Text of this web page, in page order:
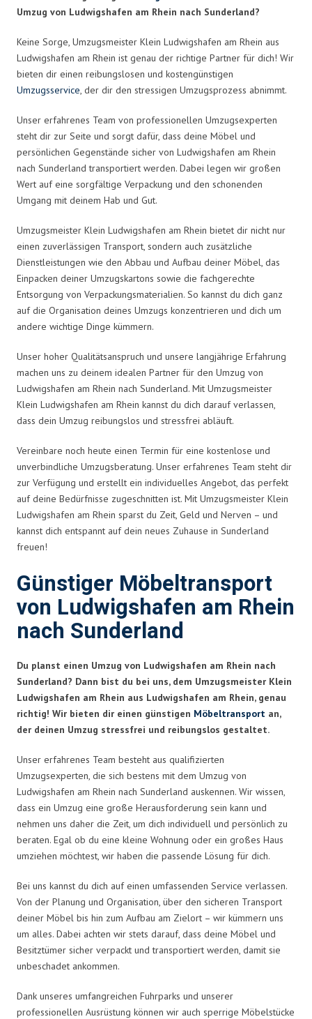
Umzug von Ludwigshafen am Rhein nach Sunderland?
Keine Sorge, Umzugsmeister Klein Ludwigshafen am Rhein aus
Ludwigshafen am Rhein ist genau der richtige Partner für dich! Wir
bieten dir einen reibungslosen und kostengünstigen
Umzugsservice, der dir den stressigen Umzugsprozess abnimmt.
Unser erfahrenes Team von professionellen Umzugsexperten
steht dir zur Seite und sorgt dafür, dass deine Möbel und
persönlichen Gegenstände sicher von Ludwigshafen am Rhein
nach Sunderland transportiert werden. Dabei legen wir großen
Wert auf eine sorgfältige Verpackung und den schonenden
Umgang mit deinem Hab und Gut.
Umzugsmeister Klein Ludwigshafen am Rhein bietet dir nicht nur
einen zuverlässigen Transport, sondern auch zusätzliche
Dienstleistungen wie den Abbau und Aufbau deiner Möbel, das
Einpacken deiner Umzugskartons sowie die fachgerechte
Entsorgung von Verpackungsmaterialien. So kannst du dich ganz
auf die Organisation deines Umzugs konzentrieren und dich um
andere wichtige Dinge kümmern.
Unser hoher Qualitätsanspruch und unsere langjährige Erfahrung
machen uns zu deinem idealen Partner für den Umzug von
Ludwigshafen am Rhein nach Sunderland. Mit Umzugsmeister
Klein Ludwigshafen am Rhein kannst du dich darauf verlassen,
dass dein Umzug reibungslos und stressfrei abläuft.
Vereinbare noch heute einen Termin für eine kostenlose und
unverbindliche Umzugsberatung. Unser erfahrenes Team steht dir
zur Verfügung und erstellt ein individuelles Angebot, das perfekt
auf deine Bedürfnisse zugeschnitten ist. Mit Umzugsmeister Klein
Ludwigshafen am Rhein sparst du Zeit, Geld und Nerven – und
kannst dich entspannt auf dein neues Zuhause in Sunderland
freuen!
Günstiger Möbeltransport
von Ludwigshafen am Rhein
nach Sunderland
Du planst einen Umzug von Ludwigshafen am Rhein nach
Sunderland? Dann bist du bei uns, dem Umzugsmeister Klein
Ludwigshafen am Rhein aus Ludwigshafen am Rhein, genau
richtig! Wir bieten dir einen günstigen Möbeltransport an,
der deinen Umzug stressfrei und reibungslos gestaltet.
Unser erfahrenes Team besteht aus qualifizierten
Umzugsexperten, die sich bestens mit dem Umzug von
Ludwigshafen am Rhein nach Sunderland auskennen. Wir wissen,
dass ein Umzug eine große Herausforderung sein kann und
nehmen uns daher die Zeit, um dich individuell und persönlich zu
beraten. Egal ob du eine kleine Wohnung oder ein großes Haus
umziehen möchtest, wir haben die passende Lösung für dich.
Bei uns kannst du dich auf einen umfassenden Service verlassen.
Von der Planung und Organisation, über den sicheren Transport
deiner Möbel bis hin zum Aufbau am Zielort – wir kümmern uns
um alles. Dabei achten wir stets darauf, dass deine Möbel und
Besitztümer sicher verpackt und transportiert werden, damit sie
unbeschadet ankommen.
Dank unseres umfangreichen Fuhrparks und unserer
professionellen Ausrüstung können wir auch sperrige Möbelstücke